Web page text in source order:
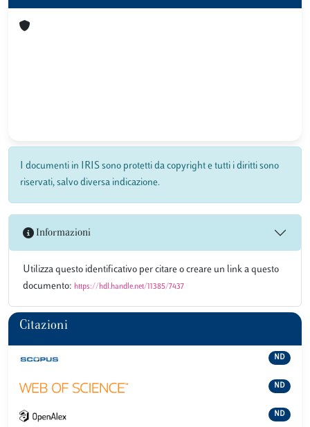
I documenti in IRIS sono protetti da copyright e tutti i diritti sono
riservati, salvo diversa indicazione.
Informazioni
Utilizza questo identificativo per citare o creare un link a questo
documento: https://hdl.handle.net/11385/7437
Citazioni
ND
ND
ND